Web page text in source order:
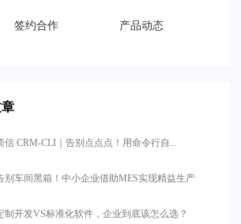
签约合作 产品动态
信 CRM-CLI｜告别点点点！用命令行自...
别车间黑箱！中小企业借助MES实现精益生产
制开发VS标准化软件，企业到底该怎么选？